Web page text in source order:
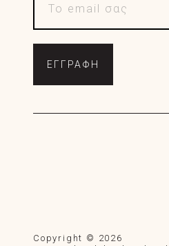
ΕΓΓΡΑΦΗ
Copyright © 2026